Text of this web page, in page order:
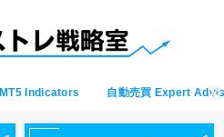
MT5 Indicators 自動売買 Expert